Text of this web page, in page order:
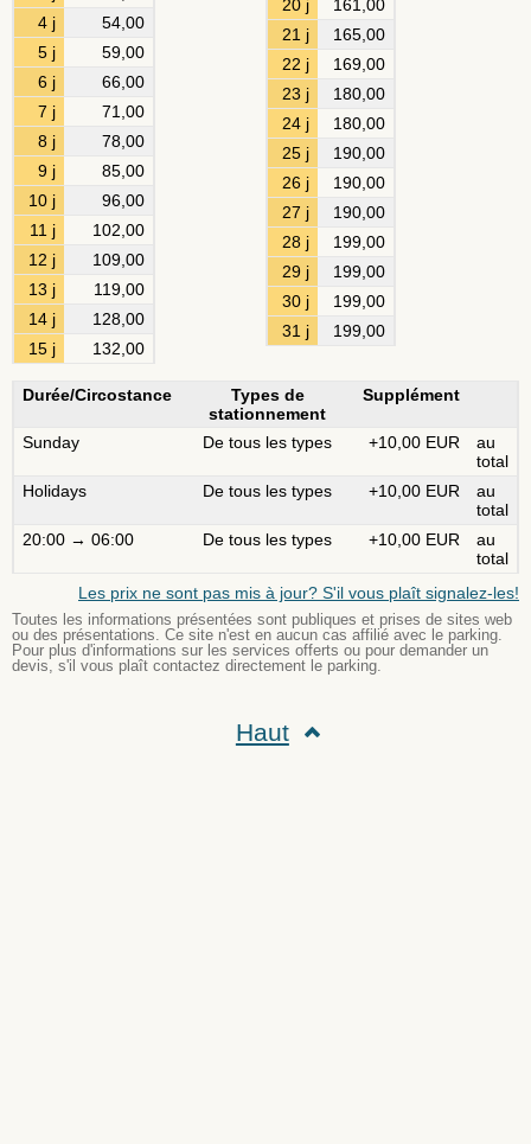
4 j
54,00
5 j
59,00
6 j
66,00
7 j
71,00
8 j
78,00
9 j
85,00
10 j
96,00
11 j
102,00
12 j
109,00
13 j
119,00
14 j
128,00
15 j
132,00
20 j
161,00
21 j
165,00
22 j
169,00
23 j
180,00
24 j
180,00
25 j
190,00
26 j
190,00
27 j
190,00
28 j
199,00
29 j
199,00
30 j
199,00
31 j
199,00
Durée/Circostance
Types de
stationnement
Supplément
Sunday De tous les types +10,00 EUR
au
total
Holidays
De tous les types +10,00 EUR
au
total
20:00 → 06:00
De tous les types +10,00 EUR
au
total
Les prix ne sont pas mis à jour? S'il vous plaît signalez-les!
Toutes les informations présentées sont publiques et prises de sites web
ou des présentations. Ce site n'est en aucun cas affilié avec le parking.
Pour plus d'informations sur les services offerts ou pour demander un
devis, s'il vous plaît contactez directement le parking.
Haut